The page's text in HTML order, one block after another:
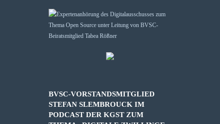
BVSC-VORSTANDSMITGLIED
STEFAN SLEMBROUCK IM
PODCAST DER KGST ZUM